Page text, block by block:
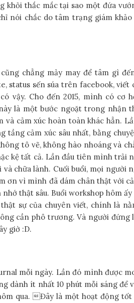
thắc mắc tại sao một đứa
nói chắc do tâm trạng giám khảo
chẳng mảy may để tâm gì
status sến súa trên facebook, viết
vậy. Cho đến 2015, mình có cơ
là một bước ngoặt trong nhận
cảm xúc hoàn toàn khác hẳn.
tầng cảm xúc sâu nhất, bằng
tô vẽ, không hào nhoáng và
kệ tất cả. Lần đầu tiên mình trải
chữa lành. Cuối buổi, mọi người
ơn vì mình đã dám chân thật với
thật sâu. Buổi workshop hôm
sự của chuyên viết, chính là
cần phô trương. Và người đứng
giờ :D.
mỗi ngày. Lần đó mình được
dành ít nhất 10 phút mỗi sáng để
qua. Đây là một hoạt động tốt